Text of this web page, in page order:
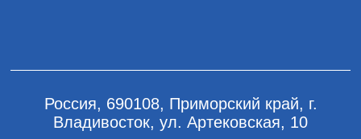
Россия, 690108, Приморский край, г.
Владивосток, ул. Артековская, 10